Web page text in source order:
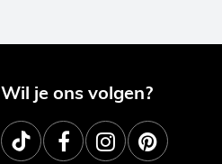
Wil je ons volgen?